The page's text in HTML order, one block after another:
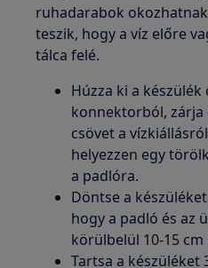
ruhadarabok
teszik, hogy a víz előre
tálca felé.
Húzza ki a
konnektorból, zárja
csövet a
helyezzen egy
a padlóra.
Döntse a
hogy a padló és az
körülbelül 10-15 cm
Tartsa a készüléket